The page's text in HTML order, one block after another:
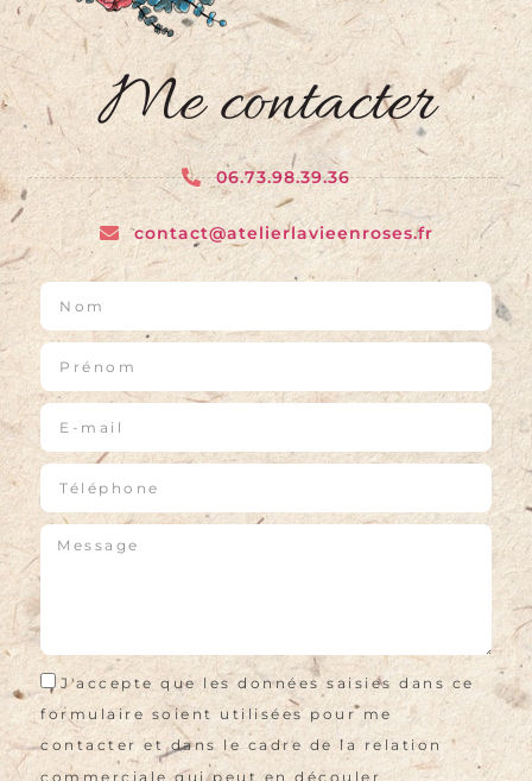
Me contacter
06.73.98.39.36
contact@atelierlavieenroses.fr
J'accepte que les données saisies dans ce
formulaire soient utilisées pour me
contacter et dans le cadre de la relation
commerciale qui peut en découler